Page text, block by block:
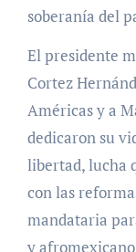
soberanía del
El presidente
Cortez
Américas y a
dedicaron su
libertad, lucha
con las
mandataria
y